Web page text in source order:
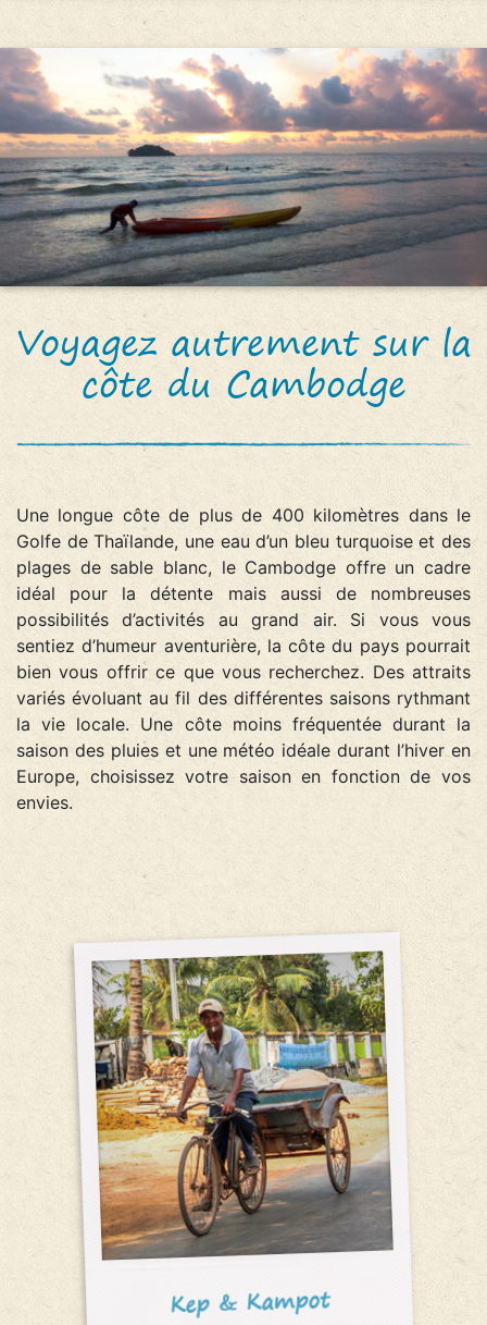
Voyagez autrement sur la
côte du Cambodge
Une longue côte de plus de 400 kilomètres dans le
Golfe de Thaïlande, une eau d’un bleu turquoise et des
plages de sable blanc, le Cambodge offre un cadre
idéal pour la détente mais aussi de nombreuses
possibilités d’activités au grand air. Si vous vous
sentiez d’humeur aventurière, la côte du pays pourrait
bien vous offrir ce que vous recherchez. Des attraits
variés évoluant au fil des différentes saisons rythmant
la vie locale. Une côte moins fréquentée durant la
saison des pluies et une météo idéale durant l’hiver en
Europe, choisissez votre saison en fonction de vos
envies.
Kep & Kampot